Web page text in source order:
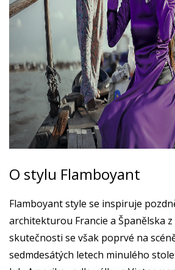
O stylu Flamboyant
Flamboyant style se inspiruje
architekturou Francie a Španělska z
skutečnosti se však poprvé na
sedmdesátých letech minulého